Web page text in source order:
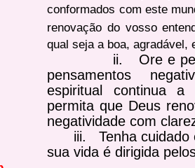
conformados com este
renovação do vosso
qual seja a boa, agradável,
ii.
Ore e
pensamentos
espiritual continua
permita que Deus
negatividade com
iii.
Tenha
sua vida é dirigida